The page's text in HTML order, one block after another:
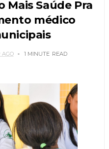
Mais Saúde Pra
médico
AGO 1 MINUTE READ